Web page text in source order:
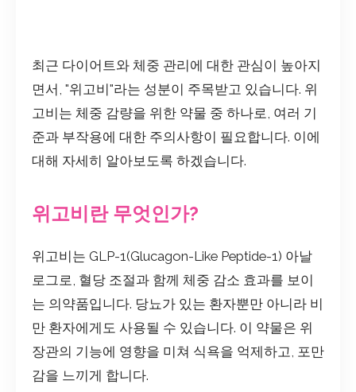
최근 다이어트와 체중 관리에 대한 관심이 높아지
면서, "위고비"라는 성분이 주목받고 있습니다. 위
고비는 체중 감량을 위한 약물 중 하나로, 여러 기
준과 부작용에 대한 주의사항이 필요합니다. 이에
대해 자세히 알아보도록 하겠습니다.
위고비란 무엇인가?
위고비는 GLP-1(Glucagon-Like Peptide-1) 아날
로그로, 혈당 조절과 함께 체중 감소 효과를 보이
는 의약품입니다. 당뇨가 있는 환자뿐만 아니라 비
만 환자에게도 사용될 수 있습니다. 이 약물은 위
장관의 기능에 영향을 미쳐 식욕을 억제하고, 포만
감을 느끼게 합니다.